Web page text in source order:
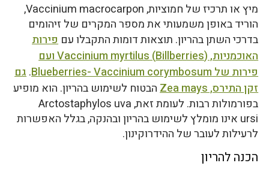
מיץ או תרכיז של חמוציות, Vaccinium macrocarpon,
הוריד באופן משמעותי את מספר המקרים של זיהומים
בדרכי השתן בהריון. תוצאות דומות התקבלו עם פירות
האוכמניות
, (Billberries) Vaccinium myrtilus ועם
פירות של Blueberries- Vaccinium corymbosum
.גם
זקן התירס, Zea mays
הבטוח לשימוש בהריון. הוא מופיע
בפורמולות רבות. לעומת זאת, Arctostaphylos uva
ursi אינו מומלץ לשימוש בהריון ובהנקה, בגלל האפשרות
לרעילות לעובר של ההידרוקינון.
הכנה להריון